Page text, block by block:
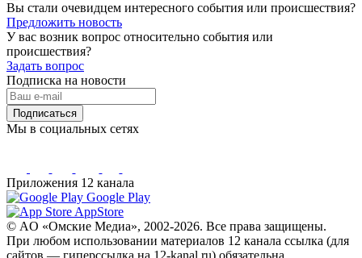
Вы стали очевидцем интересного события или происшествия?
Предложить новость
У вас возник вопрос относительно события или
происшествия?
Задать вопрос
Подписка на новости
Подписаться
Мы в социальных сетях
Приложения 12 канала
Google Play
AppStore
© AO «Омские Медиа», 2002-2026. Все права защищены.
При любом использовании материалов 12 канала ссылка (для
сайтов — гиперссылка на 12-kanal.ru) обязательна.